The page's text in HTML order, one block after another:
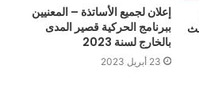
إعلان لجميع الأساتذة – المعنيين
ببرنامج الحركية قصير المدى
بالخارج لسنة 2023
23 أبريل 2023